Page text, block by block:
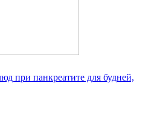
при панкреатите для будней,